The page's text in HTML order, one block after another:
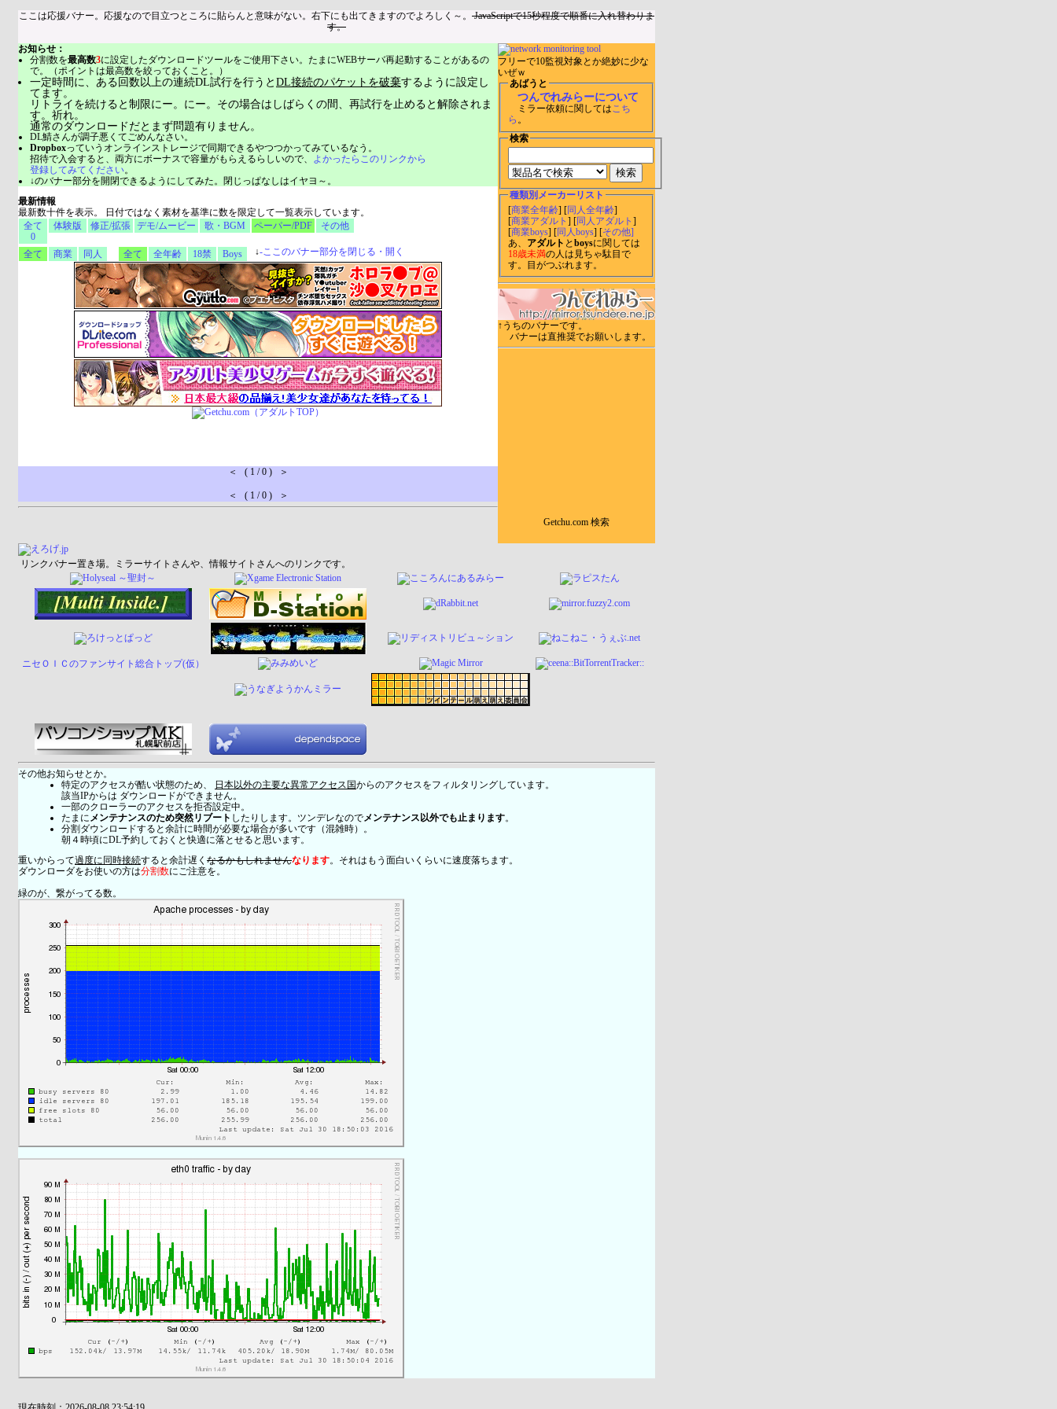
ここは応援バナー。応援なので目立つところに貼らんと意味がない。右下にも出てきますのでよろしく～。 JavaScriptで15秒程度で順番に入れ替わりま
す。
フリーで10監視対象とか絶妙に少な
いぜｗ
あばうと
つんでれみらーについて
ミラー依頼に関してはこち
ら 。
検索
種類別メーカーリスト
[商業全年齢 ] [同人全年齢]
[商業アダルト ] [同人アダルト ]
[商業boys] [同人boys ] [その他]
あ、 アダルト とboysに関しては
18歳未満の人は見ちゃ駄目で
す。目がつぶれます。
↑うちのバナーです。
バナーは直推奨でお願いします。
Getchu.com 検索
お知らせ：
分割数を最高数3に設定したダウンロードツールをご使用下さい。たまにWEBサーバ再起動することがあるの
で。（ポイントは最高数を絞っておくこと。）
一定時間に、ある回数以上の連続DL試行を行うとDL接続のパケットを破棄するように設定し
てます。
リトライを続けると制限にー。にー。その場合はしばらくの間、再試行を止めると解除されま
す。祈れ。
通常のダウンロードだとまず問題有りません。
DL鯖さんが調子悪くてごめんなさい。
Dropboxっていうオンラインストレージで同期できるやつつかってみているなう。
招待で入会すると、両方にボーナスで容量がもらえるらしいので、 よかったらこのリンクから
登録してみてください。
↓のバナー部分を開閉できるようにしてみた。閉じっぱなしはイヤヨ～。
最新情報
最新数十件を表示。 日付ではなく素材を基準に数を限定して一覧表示しています。
全て
0
体験版 修正/拡張 デモ/ムービー 歌・BGM ペーパー/PDF その他
全て 商業 同人 全て 全年齢 18禁 Boys ↓-ここのバナー部分を閉じる・開く
＜ ( 1 / 0 ) ＞
＜ ( 1 / 0 ) ＞
リンクバナー置き場。ミラーサイトさんや、情報サイトさんへのリンクです。
ニセＯＩＣのファンサイト総合トップ(仮）
その他お知らせとか。
特定のアクセスが酷い状態のため、
日本以外の主要な異常アクセス国からのアクセスをフィルタリングしています。
該当IPからは ダウンロードができません。
一部のクローラーのアクセスを拒否設定中。
たまにメンテナンスのため突然リブート したりします。ツンデレなのでメンテナンス以外でも止まります。
分割ダウンロードすると余計に時間が必要な場合が多いです（混雑時）。
朝４時頃にDL予約しておくと快適に落とせると思います。
重いからって過度に同時接続すると余計遅く なるかもしれませんなります。それはもう面白いくらいに速度落ちます。
ダウンローダをお使いの方は分割数にご注意を。
緑のが、繋がってる数。